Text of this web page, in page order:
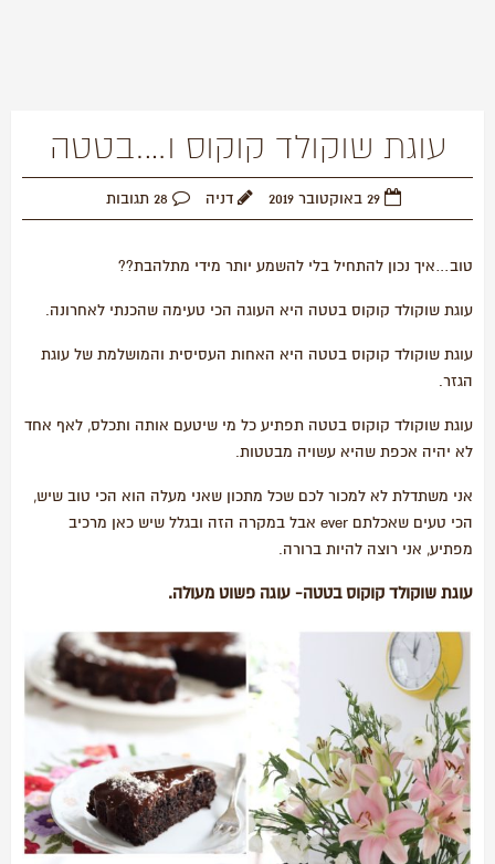
עוגת שוקולד קוקוס ו….בטטה
29 באוקטובר 2019 דניה
טוב…איך נכון להתחיל בלי להשמע יותר מידי מתלהבת??
עוגת שוקולד קוקוס בטטה היא העוגה הכי טעימה שהכנתי לאחרונה.
עוגת שוקולד קוקוס בטטה היא האחות העסיסית והמושלמת של עוגת
הגזר.
עוגת שוקולד קוקוס בטטה תפתיע כל מי שיטעם אותה ותכלס, לאף אחד
לא יהיה אכפת שהיא עשויה מבטטות.
אני משתדלת לא למכור לכם שכל מתכון שאני מעלה הוא הכי טוב שיש,
הכי טעים שאכלתם ever אבל במקרה הזה ובגלל שיש כאן מרכיב
מפתיע, אני רוצה להיות ברורה.
עוגת שוקולד קוקוס בטטה- עוגה פשוט מעולה.